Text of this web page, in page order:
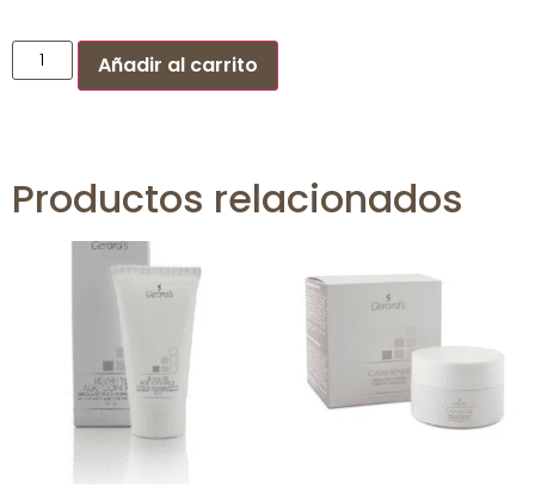
Añadir al carrito
Productos relacionados